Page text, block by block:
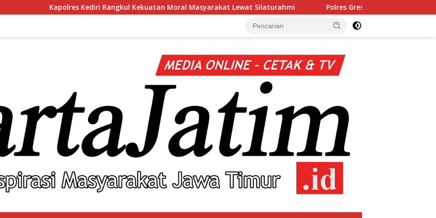
Kediri Rangkul Kekuatan Moral Masyarakat Lewat Silaturahmi Polres Gresik Amankan Dua Tersangka Edarkan Sabu